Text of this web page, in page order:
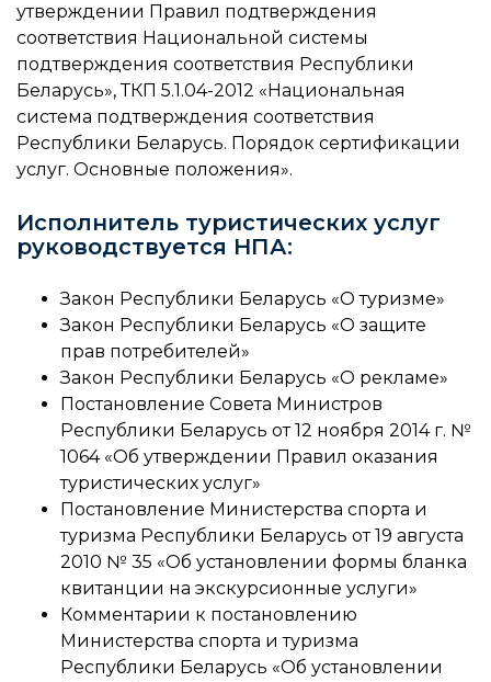
утверждении Правил подтверждения
соответствия Национальной системы
подтверждения соответствия Республики
Беларусь», ТКП 5.1.04-2012 «Национальная
система подтверждения соответствия
Республики Беларусь. Порядок сертификации
услуг. Основные положения».
Исполнитель туристических услуг
руководствуется НПА:
Закон Республики Беларусь «О туризме»
Закон Республики Беларусь «О защите
прав потребителей»
Закон Республики Беларусь «О рекламе»
Постановление Совета Министров
Республики Беларусь от 12 ноября 2014 г. №
1064 «Об утверждении Правил оказания
туристических услуг»
Постановление Министерства спорта и
туризма Республики Беларусь от 19 августа
2010 № 35 «Об установлении формы бланка
квитанции на экскурсионные услуги»
Комментарии к постановлению
Министерства спорта и туризма
Республики Беларусь «Об установлении